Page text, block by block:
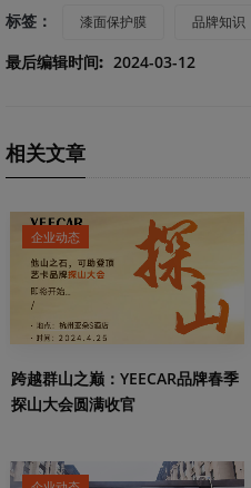
标签： 漆面保护膜 品牌知识
最后编辑时间: 2024-03-12
相关文章
企业动态
跨越群山之巅：YEECAR品牌春季
探山大会圆满收官